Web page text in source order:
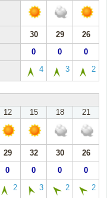
30 29
26
0 0 0
4 3 2
12 15 18 21
29 32 30
26
0 0 0 0
2 3 2 2